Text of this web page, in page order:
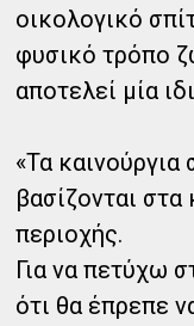
οικολογικό
φυσικό τρόπο
αποτελεί μία
«Τα καινούργια
βασίζονται
περιοχής.
Για να πετύχω
ότι θα έπρεπε